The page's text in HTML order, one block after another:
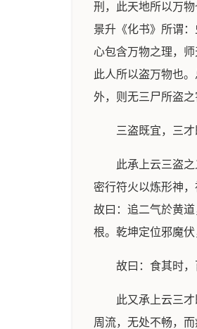
刑，此天地所以万
景升《化书》所谓
心包含万物之理，
此人所以盗万物也
外，则无三尸所盗
三盗既宜，三才
此承上云三盗
密行符火以炼形神
故曰：追二气於黄
根。乾坤定位邪魔伏
故曰：食其时，
此又承上云三
周流，无处不畅，